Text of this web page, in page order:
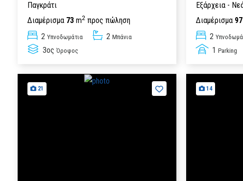
Παγκράτι
Διαμέρισμα 73 m2 προς πώληση
2 Υπνοδωμάτια 2 Μπάνια
3ος Όροφος
Εξάρχεια -
Διαμέρισμα 97
2
1 Parking
21 14